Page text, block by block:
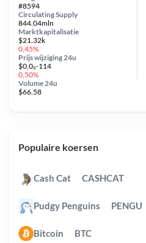
Circulating Supply
844.04mln
Prijs wijziging 24u
$0,0₆-114
0,50%
Marktkapitalisatie
$21.32k
0,45%
Volume 24u
$66.58
#8594
Populaire koersen
Cash Cat CASHCAT
Pudgy Penguins PENGU
Bitcoin BTC